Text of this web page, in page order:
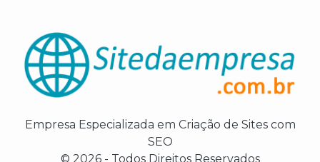
Empresa Especializada em Criação de Sites com
SEO
© 2026 - Todos Direitos Reservados